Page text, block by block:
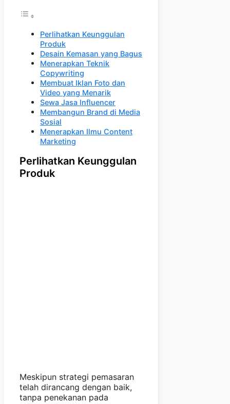
Perlihatkan Keunggulan
Produk
Desain Kemasan yang Bagus
Menerapkan Teknik
Copywriting
Membuat Iklan Foto dan
Video yang Menarik
Sewa Jasa Influencer
Membangun Brand di Media
Sosial
Menerapkan Ilmu Content
Marketing
Perlihatkan Keunggulan
Produk
Meskipun strategi pemasaran
telah dirancang dengan baik,
tanpa penekanan pada